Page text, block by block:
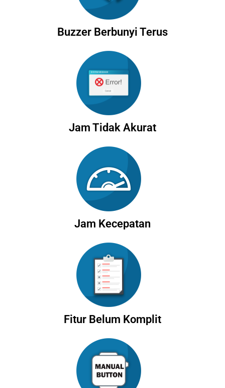
Buzzer Berbunyi Terus
Jam Tidak Akurat
Jam Kecepatan
Fitur Belum Komplit